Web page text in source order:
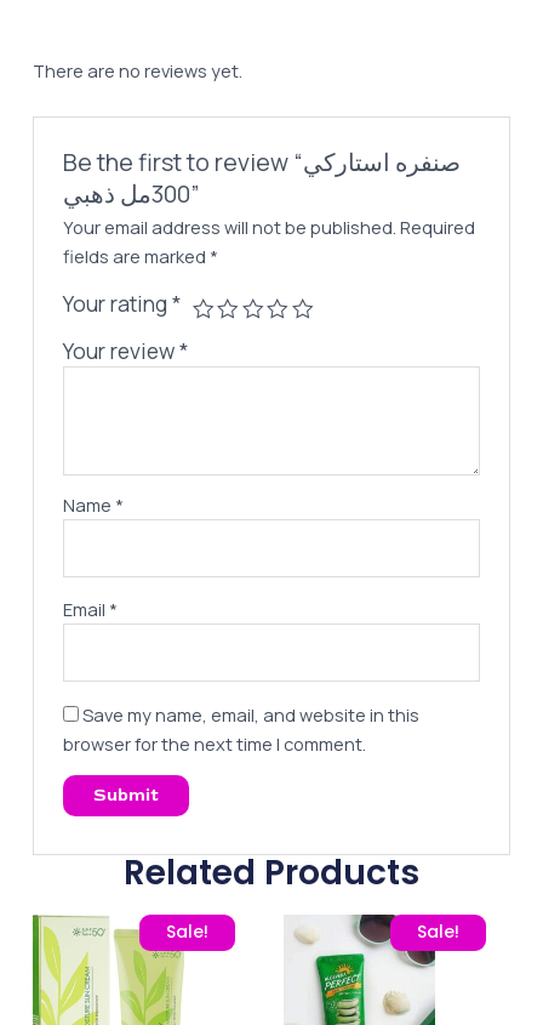
There are no reviews yet.
Be the first to review “صنفره استاركي
300مل ذهبي”
Your email address will not be published. Required
fields are marked *
Your rating*
Your review*
Name *
Email *
Save my name, email, and website in this
browser for the next time I comment.
Related Products
Sale!
Original price was: 475,00 EGP.
Current price is: 350,00 EGP. Sale!
Original price was:Current